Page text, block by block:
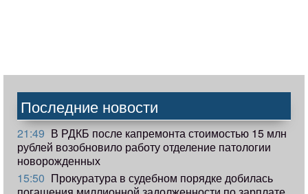
Последние новости
21:49 В РДКБ после капремонта стоимостью 15 млн
рублей возобновило работу отделение патологии
новорожденных
15:50 Прокуратура в судебном порядке добилась